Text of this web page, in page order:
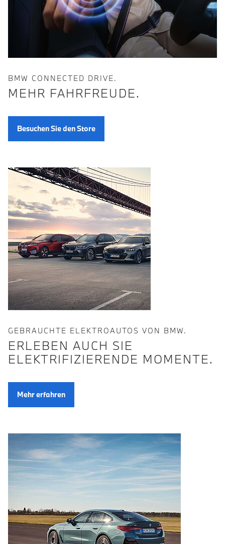
BMW CONNECTED DRIVE.
MEHR FAHRFREUDE.
Besuchen Sie den Store
GEBRAUCHTE ELEKTROAUTOS VON BMW.
ERLEBEN AUCH SIE
ELEKTRIFIZIERENDE MOMENTE.
Mehr erfahren